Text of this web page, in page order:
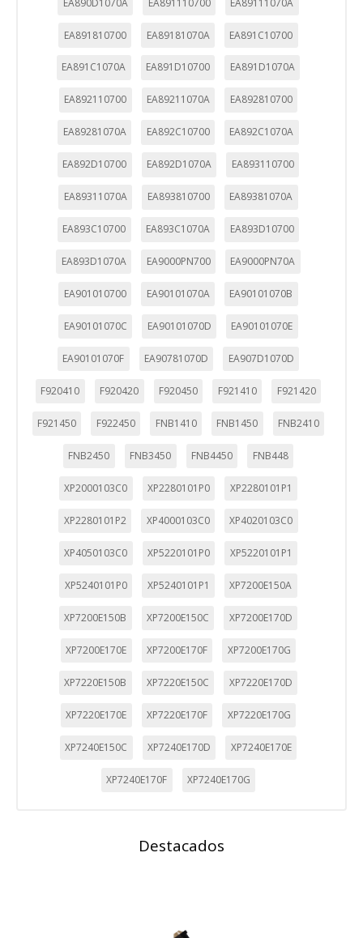
EA891810700 EA89181070A EA891C10700
EA891C1070A EA891D10700 EA891D1070A
EA892110700 EA89211070A EA892810700
EA89281070A EA892C10700 EA892C1070A
EA892D10700 EA892D1070A EA893110700
EA89311070A EA893810700 EA89381070A
EA893C10700 EA893C1070A EA893D10700
EA893D1070A EA9000PN700 EA9000PN70A
EA901010700 EA90101070A EA90101070B
EA90101070C EA90101070D EA90101070E
EA90101070F EA90781070D EA907D1070D
F920410 F920420 F920450 F921410 F921420
F921450 F922450 FNB1410 FNB1450 FNB2410
FNB2450 FNB3450 FNB4450 FNB448
XP2000103C0 XP2280101P0 XP2280101P1
XP2280101P2 XP4000103C0 XP4020103C0
XP4050103C0 XP5220101P0 XP5220101P1
XP5240101P0 XP5240101P1 XP7200E150A
XP7200E150B XP7200E150C XP7200E170D
XP7200E170E XP7200E170F XP7200E170G
XP7220E150B XP7220E150C XP7220E170D
XP7220E170E XP7220E170F XP7220E170G
XP7240E150C XP7240E170D XP7240E170E
XP7240E170F XP7240E170G
Destacados